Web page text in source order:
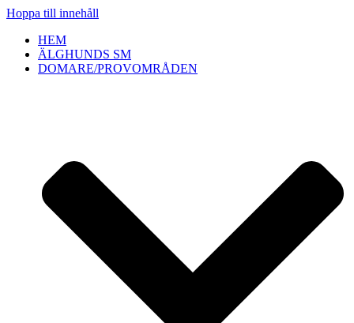
Hoppa till innehåll
HEM
ÄLGHUNDS SM
DOMARE/PROVOMRÅDEN